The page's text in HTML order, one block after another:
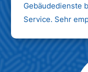
Gebäudedienste
Service. Sehr